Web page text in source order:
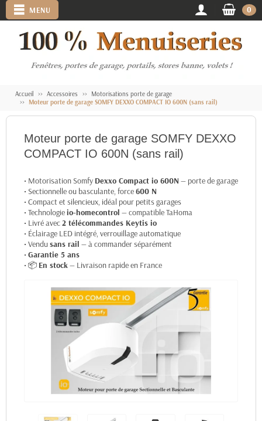
MENU 0
Accueil Accessoires
Motorisations porte de garage
Moteur porte de garage SOMFY DEXXO COMPACT IO 600N (sans rail)
Moteur porte de garage SOMFY DEXXO
COMPACT IO 600N (sans rail)
• Motorisation Somfy Dexxo Compact io 600N — porte de garage
• Sectionnelle ou basculante, force600 N
• Compact et silencieux, idéal pour petits garages
• Technologieio-homecontrol — compatible TaHoma
• Livré avec2 télécommandes Keytis io
• Éclairage LED intégré, verrouillage automatique
• Vendusans rail — à commander séparément
• Garantie 5 ans
• 📦 En stock— Livraison rapide en France